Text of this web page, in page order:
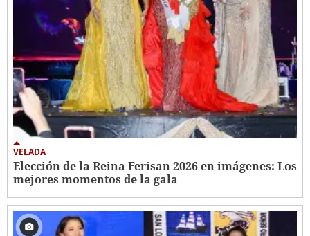
VELADA
Elección de la Reina Ferisan 2026 en imágenes: Los
mejores momentos de la gala